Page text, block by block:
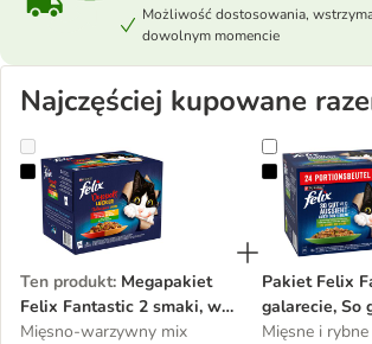
Możliwość dostosowania,
dowolnym momencie
Najczęściej kupowane
Megapakiet Felix Fantastic 2 smaki, w
Ten produkt: Megapakiet
Felix Fantastic 2 smaki, w
galarecie, So gut wie es
Mięsno-warzywny mix
Pakiet Felix
Pakiet Felix
galarecie, So
aussieht, 48
Mięsne i